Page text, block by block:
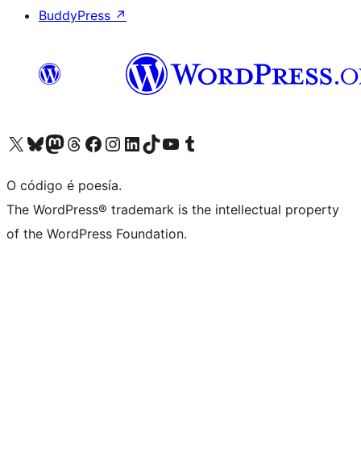
BuddyPress ↗
Visita la cuenta de X (anteriormente Twitter)
Visita a nosa conta de Bluesky
Visita a nosa conta de Mastodon
Visita a nosa conta de Threads
Visita a nosa páxina de Facebook
Visita a nosa conta de Instagram
Visita a nosa conta de LinkedIn
Visita a nosa conta de TikTok
Visita a nosa canle de YouTube
Visita a nosa conta de Tumblr
O código é poesía.
The WordPress® trademark is the intellectual property
of the WordPress Foundation.